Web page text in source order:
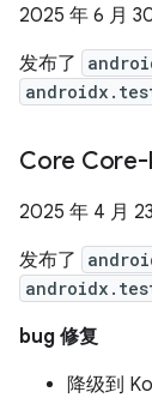
2025 年 6 月
发布了
Core Core-
2025 年 4 月
发布了
bug 修复
降级到